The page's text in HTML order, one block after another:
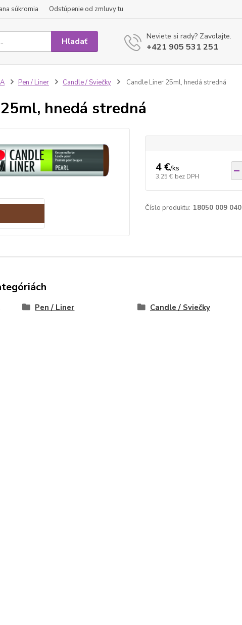
súkromia Odstúpenie od zmluvy tu
Hľadať Neviete si rady? Zavolajte.
+421 905 531 251
Pen / Liner Candle / Sviečky Candle Liner 25ml, hnedá stredná
hnedá stredná
4 €/ks
3,25 € bez DPH
Číslo produktu: 18050 009 040
Pen / Liner Candle / Sviečky